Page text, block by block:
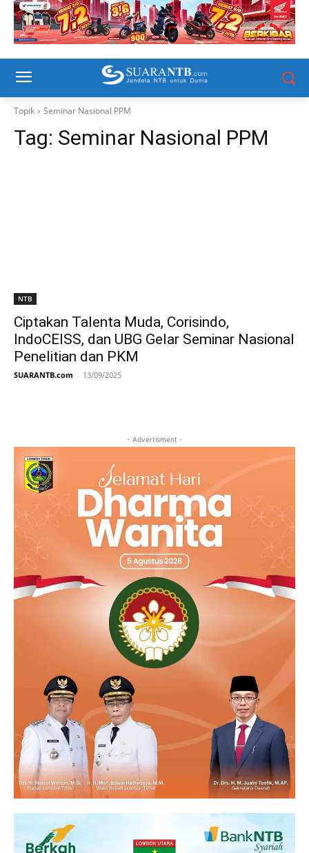
Topik Seminar Nasional PPM
Tag: Seminar Nasional PPM
NTB
Ciptakan Talenta Muda, Corisindo,
IndoCEISS, dan UBG Gelar Seminar Nasional
Penelitian dan PKM
SUARANTB.com - 13/09/2025
- Advertisment -